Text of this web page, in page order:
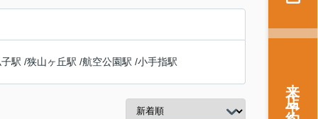
駅 /狭山ヶ丘駅 /航空公園駅 /小手指駅
来店予約